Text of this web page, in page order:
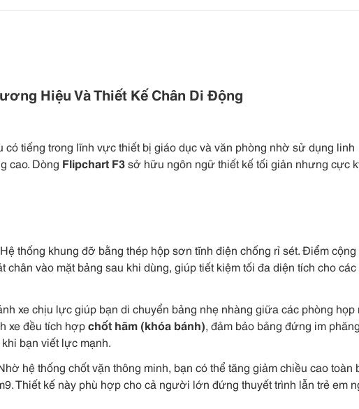
Hiệu Và Thiết Kế Chân Di Động
có tiếng trong lĩnh vực thiết bị giáo dục và văn phòng nhờ sử dụng linh
cao. Dòng Flipchart F3sở hữu ngôn ngữ thiết kế tối giản nhưng cực
Hệ thống khung đỡ bằng thép hộp sơn tĩnh điện chống rỉ sét. Điểm
chân vào mặt bảng sau khi dùng, giúp tiết kiệm tối đa diện tích cho các
xe chịu lực giúp bạn di chuyển bảng nhẹ nhàng giữa các phòng họp
xe đều tích hợpchốt hãm (khóa bánh), đảm bảo bảng đứng im phăng
bạn viết lực mạnh.
hệ thống chốt vặn thông minh, bạn có thể tăng giảm chiều cao toàn
Thiết kế này phù hợp cho cả người lớn đứng thuyết trình lẫn trẻ em